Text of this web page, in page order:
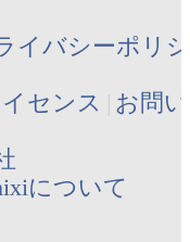
イバシーポリ
センス お問
について